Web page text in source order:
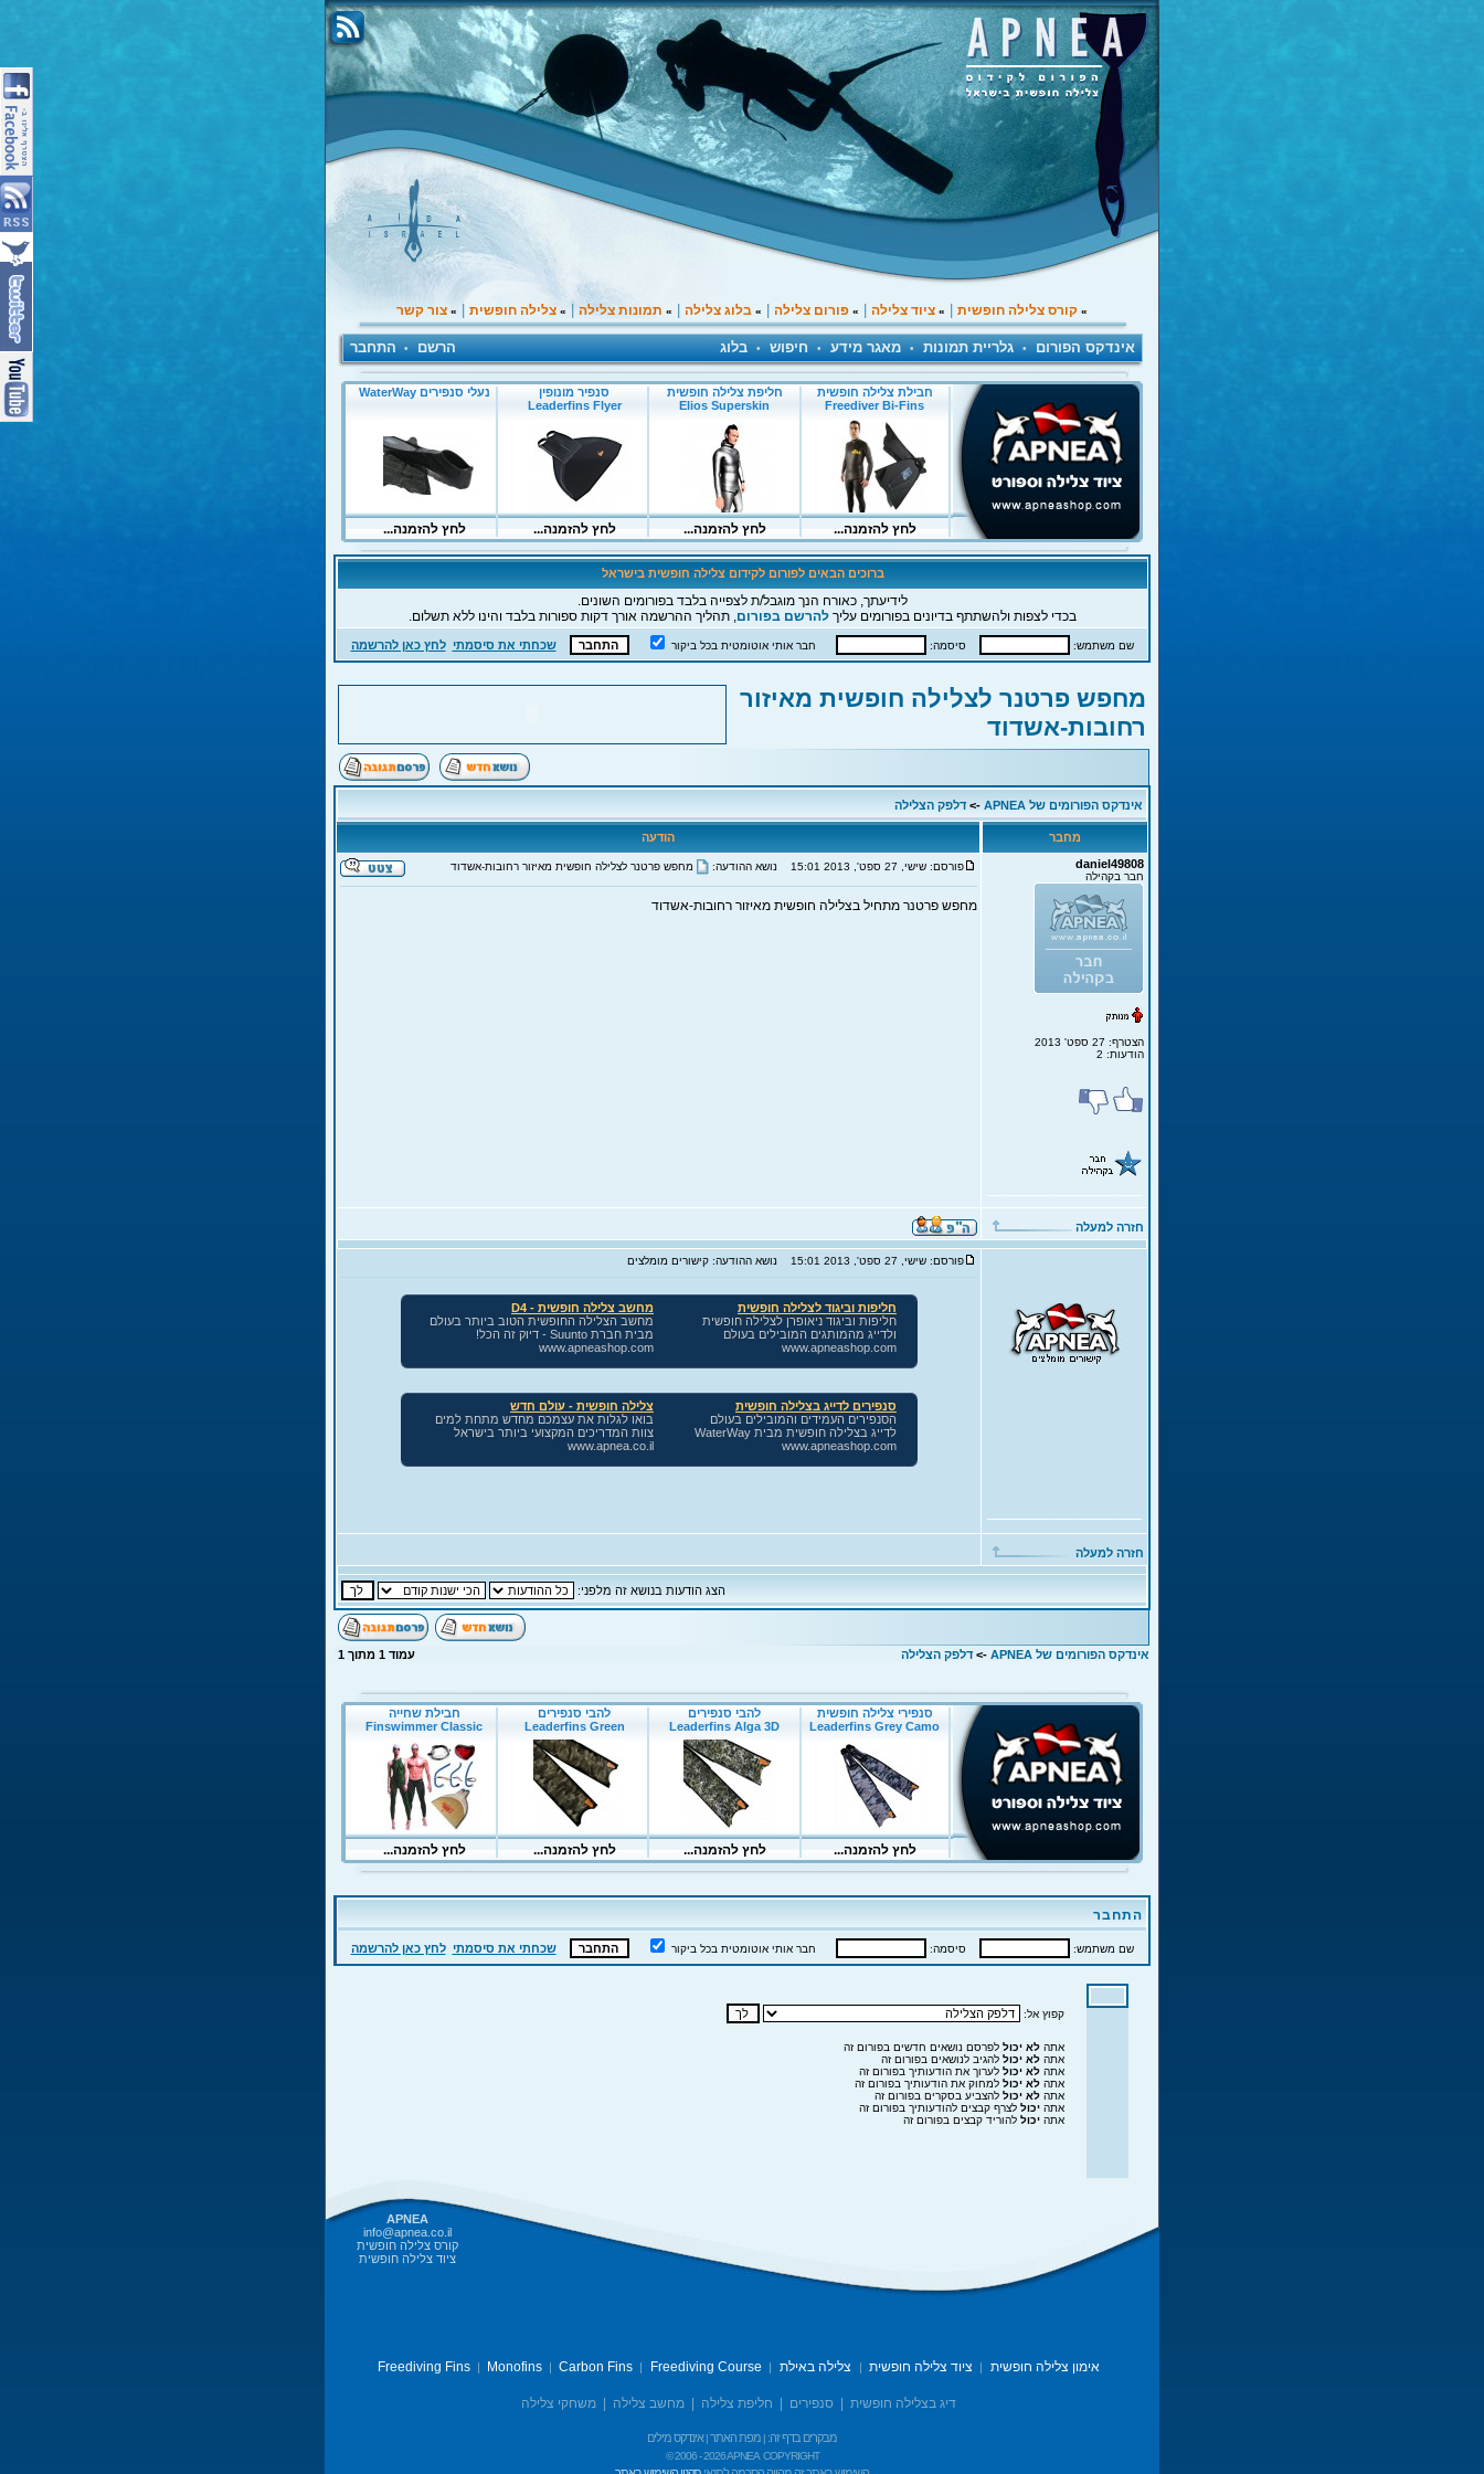
» קורס צלילה חופשית » ציוד צלילה » פורום צלילה » בלוג צלילה » תמונות צלילה » צלילה חופשית » צור קשר
אינדקס הפורום • גלריית תמונות • מאגר מידע • חיפוש • בלוג הרשם • התחבר
ברוכים הבאים לפורום לקידום צלילה חופשית בישראל
לידיעתך, כאורח הנך מוגבל/ת לצפייה בלבד בפורומים השונים.
בכדי לצפות ולהשתתף בדיונים בפורומים עליךלהרשם בפורום, תהליך ההרשמה אורך דקות ספורות בלבד והינו ללא תשלום.
שם משתמש: סיסמה: חבר אותי אוטומטית בכל ביקור שכחתי את סיסמתי לחץ כאן להרשמה
מחפש פרטנר לצלילה חופשית מאיזור
רחובות-אשדוד
אינדקס הפורומים של APNEA ->דלפק הצלילה
מחבר
הודעה
daniel49808
חבר בקהילה
הצטרף: 27 ספט' 2013
הודעות: 2
פורסם: שישי, 27 ספט', 2013 15:01 נושא ההודעה: מחפש פרטנר לצלילה חופשית מאיזור רחובות-אשדוד
מחפש פרטנר מתחיל בצלילה חופשית מאיזור רחובות-אשדוד
חזרה למעלה
פורסם: שישי, 27 ספט', 2013 15:01 נושא ההודעה: קישורים מומלצים
חזרה למעלה
הצג הודעות בנושא זה מלפני:
אינדקס הפורומים של APNEA ->דלפק הצלילה עמוד 1 מתוך 1
התחבר
שם משתמש: סיסמה: חבר אותי אוטומטית בכל ביקור שכחתי את סיסמתי לחץ כאן להרשמה
קפוץ אל:
אתה לא יכול לפרסם נושאים חדשים בפורום זה
אתה לא יכול להגיב לנושאים בפורום זה
אתה לא יכול לערוך את הודעותיך בפורום זה
אתה לא יכול למחוק את הודעותיך בפורום זה
אתה לא יכול להצביע בסקרים בפורום זה
אתה יכול לצרף קבצים להודעותיך בפורום זה
אתה יכול להוריד קבצים בפורום זה
APNEA
info@apnea.co.il
קורס צלילה חופשית
ציוד צלילה חופשית
אימון צלילה חופשית | ציוד צלילה חופשית | צלילה באילת |
Freediving Fins| Monofins| Carbon Fins| Freediving Course
דיג בצלילה חופשית סנפירים חליפת צלילה מחשב צלילה משחקי צלילה
מבקרים בדף זה: | מפת האתר|אינדקס מילים
COPYRIGHT
© 2006 -2026 APNEA